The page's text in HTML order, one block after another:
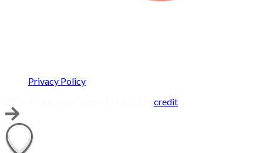
Privacy Policy
credit